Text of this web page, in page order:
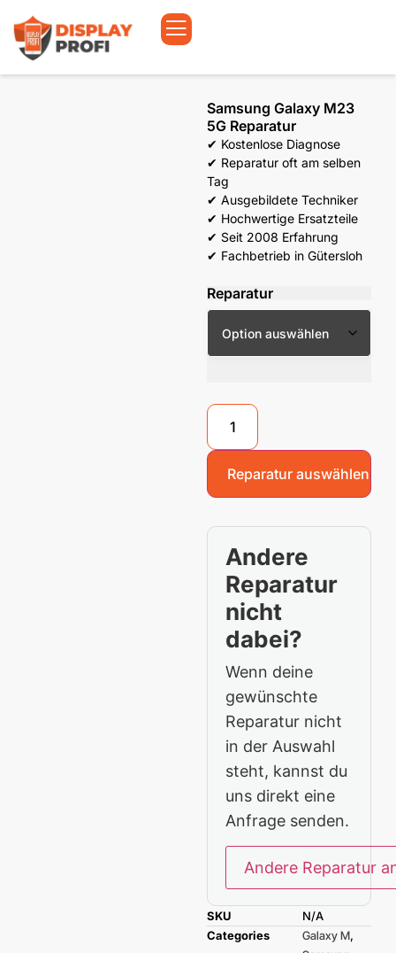
Samsung Galaxy M23
5G Reparatur
✔ Kostenlose Diagnose
✔ Reparatur oft am selben
Tag
✔ Ausgebildete Techniker
✔ Hochwertige Ersatzteile
✔ Seit 2008 Erfahrung
✔ Fachbetrieb in Gütersloh
Reparatur
Reparatur auswählen
Andere
Reparatur
nicht
dabei?
Wenn deine
gewünschte
Reparatur nicht
in der Auswahl
steht, kannst du
uns direkt eine
Anfrage senden.
Andere Reparatur
SKU
N/A
Categories
Galaxy M,